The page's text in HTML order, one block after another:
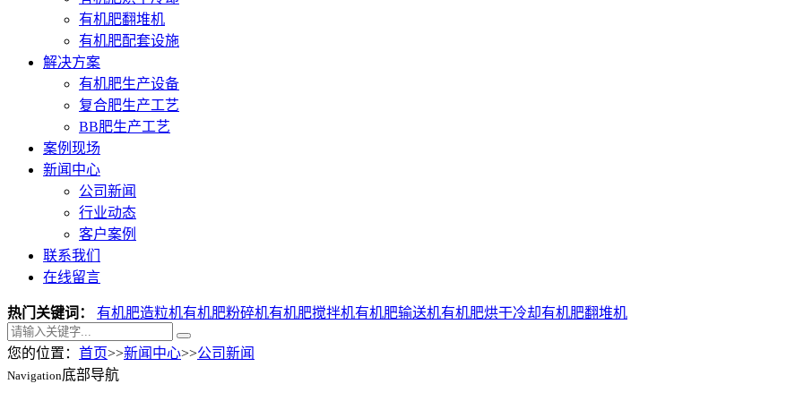
有机肥翻堆机
有机肥配套设施
解决方案
有机肥生产设备
复合肥生产工艺
BB肥生产工艺
案例现场
新闻中心
公司新闻
行业动态
客户案例
联系我们
在线留言
热门关键词： 有机肥造粒机有机肥粉碎机有机肥搅拌机有机肥输送机有机肥烘干冷却有机肥翻堆机
您的位置： 首页>>新闻中心>>公司新闻
Navigation底部导航